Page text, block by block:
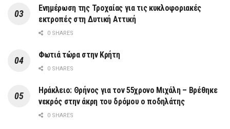
Ενημέρωση της Τροχαίας για τις κυκλοφοριακές
εκτροπές στη Δυτική Αττική
0 SHARES
Φωτιά τώρα στην Κρήτη
0 SHARES
Ηράκλειο: Θρήνος για τον 55χρονο Μιχάλη – Βρέθηκε
νεκρός στην άκρη του δρόμου ο ποδηλάτης
0 SHARES